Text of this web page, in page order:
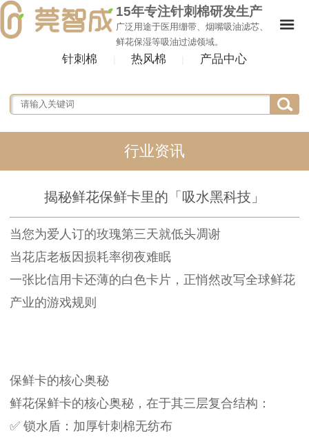
15年专注针刺棉研发生产
广泛用途于医用绷带、烟嘴吸油滤芯、
鲜花保湿等吸油过滤领域。
针刺棉 热风棉 产品中心
行业资讯
揭秘鲜花保鲜卡里的「吸水黑科技」
当您为爱人订的玫瑰第三天就低头凋谢
当花店老板因损耗率彻夜难眠
一张比信用卡还薄的白色卡片，正悄然改写全球鲜花
产业的游戏规则
保鲜卡的核心奥秘
鲜花保鲜卡的核心奥秘，在于其三层复合结构：
✅ 锁水盾：加厚针刺棉无纺布